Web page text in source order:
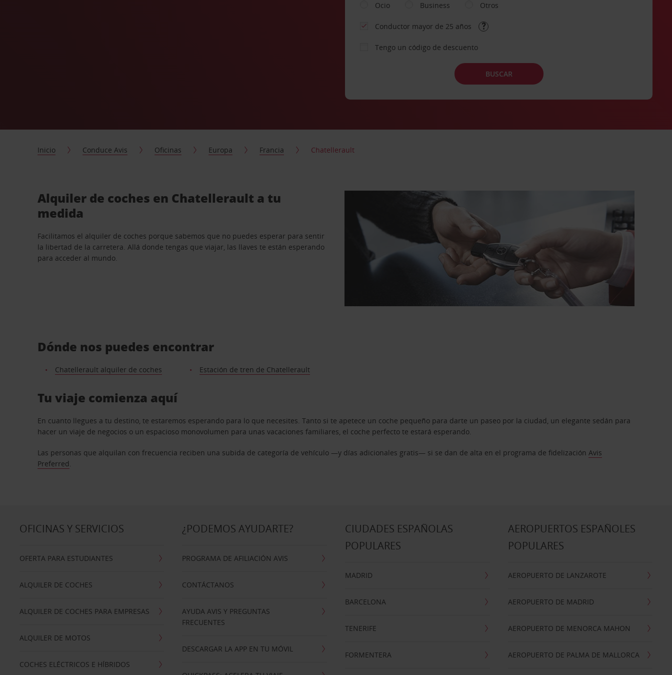
Ocio
Business Otros
Conductor mayor de 25 años
Tengo un código de descuento
BUSCAR
Inicio Conduce Avis Oficinas Europa Francia Chatellerault
Alquiler de coches en Chatellerault a tu
medida
Facilitamos el alquiler de coches porque sabemos que no puedes esperar para sentir
la libertad de la carretera. Allá donde tengas que viajar, las llaves te están esperando
para acceder al mundo.
Dónde nos puedes encontrar
Chatellerault alquiler de coches Estación de tren de Chatellerault
Tu viaje comienza aquí
En cuanto llegues a tu destino, te estaremos esperando para lo que necesites. Tanto si te apetece un coche pequeño para darte un paseo por la ciudad, un elegante sedán para
hacer un viaje de negocios o un espacioso monovolumen para unas vacaciones familiares, el coche perfecto te estará esperando.
Las personas que alquilan con frecuencia reciben una subida de categoría de vehículo —y días adicionales gratis— si se dan de alta en el programa de fidelizaciónAvis
Preferred.
OFICINAS Y SERVICIOS
OFERTA PARA ESTUDIANTES
ALQUILER DE COCHES
ALQUILER DE COCHES PARA EMPRESAS
ALQUILER DE MOTOS
COCHES ELÉCTRICOS E HÍBRIDOS
¿PODEMOS AYUDARTE?
PROGRAMA DE AFILIACIÓN AVIS
CONTÁCTANOS
AYUDA AVIS Y PREGUNTAS
FRECUENTES
DESCARGAR LA APP EN TU MÓVIL
CIUDADES ESPAÑOLAS
POPULARES
MADRID
BARCELONA
TENERIFE
FORMENTERA
AEROPUERTOS ESPAÑOLES
POPULARES
AEROPUERTO DE LANZAROTE
AEROPUERTO DE MADRID
AEROPUERTO DE MENORCA MAHON
AEROPUERTO DE PALMA DE MALLORCA